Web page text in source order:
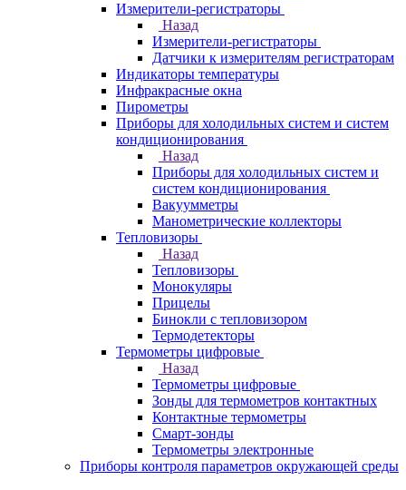
Измерители-регистраторы
Назад
Измерители-регистраторы
Датчики к измерителям регистраторам
Индикаторы температуры
Инфракрасные окна
Пирометры
Приборы для холодильных систем и систем
кондиционирования
Назад
Приборы для холодильных систем и
систем кондиционирования
Вакуумметры
Манометрические коллекторы
Тепловизоры
Назад
Тепловизоры
Монокуляры
Прицелы
Бинокли с тепловизором
Термодетекторы
Термометры цифровые
Назад
Термометры цифровые
Зонды для термометров контактных
Контактные термометры
Смарт-зонды
Термометры электронные
Приборы контроля параметров окружающей среды